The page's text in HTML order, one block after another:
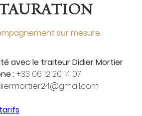
sur mesure.
avec le traiteur Didier Mortier
: +33 06 12 20 14 07